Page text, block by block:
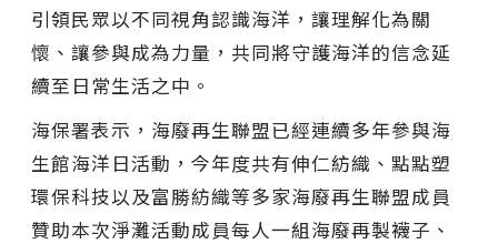
引領民眾以不同視角認識海洋，讓理解化為關
懷、讓參與成為力量，共同將守護海洋的信念延
續至日常生活之中。
海保署表示，海廢再生聯盟已經連續多年參與海
生館海洋日活動，今年度共有伸仁紡織、點點塑
環保科技以及富勝紡織等多家海廢再生聯盟成員
贊助本次淨灘活動成員每人一組海廢再製襪子、